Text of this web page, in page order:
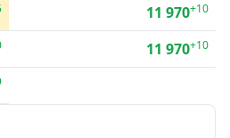
11 970+10
11 970+10